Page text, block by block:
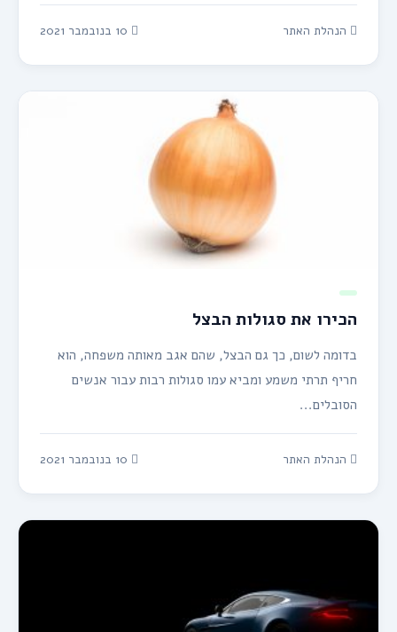
הנהלת האתר
הכירו את סגולות הבצל
בדומה לשום, כך גם הבצל, שהם אגב מאותה משפחה, הוא
חריף תרתי משמע ומביא עמו סגולות רבות עבור אנשים
הסובלים...
הנהלת האתר